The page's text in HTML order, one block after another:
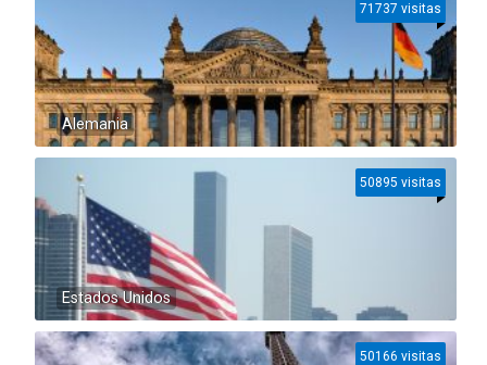
Alemania
71737 visitas
Estados Unidos
50895 visitas
50166 visitas